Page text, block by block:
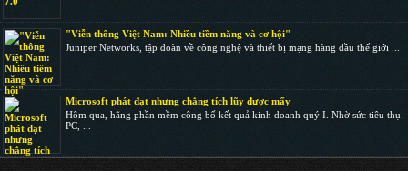
"Viễn thông Việt Nam: Nhiều tiềm năng và cơ hội"
Juniper Networks, tập đoàn về công nghệ và thiết bị mạng hàng đầu thế giới ...
Microsoft phát đạt nhưng chẳng tích lũy được mấy
Hôm qua, hãng phần mềm công bố kết quả kinh doanh quý I. Nhờ sức tiêu thụ
PC, ...